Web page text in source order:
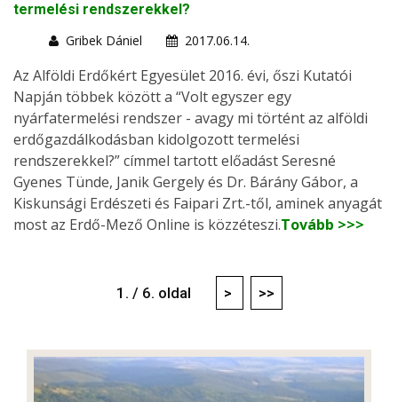
termelési rendszerekkel?
Gribek Dániel
2017.06.14.
Az Alföldi Erdőkért Egyesület 2016. évi, őszi Kutatói
Napján többek között a “Volt egyszer egy
nyárfatermelési rendszer - avagy mi történt az alföldi
erdőgazdálkodásban kidolgozott termelési
rendszerekkel?” címmel tartott előadást Seresné
Gyenes Tünde, Janik Gergely és Dr. Bárány Gábor, a
Kiskunsági Erdészeti és Faipari Zrt.-től, aminek anyagát
most az Erdő-Mező Online is közzéteszi.Tovább >>>
1. / 6. oldal > >>